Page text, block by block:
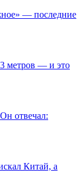
— последние
метров — и это
отвечал:
Китай, а